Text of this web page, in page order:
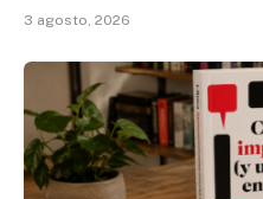
3 agosto, 2026